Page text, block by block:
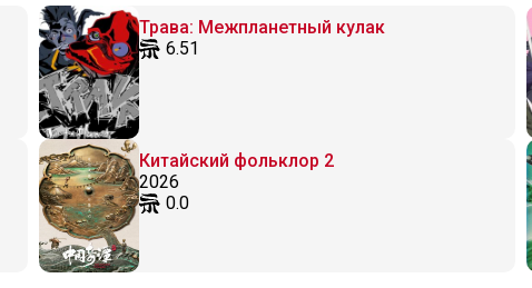
Трава: Межпланетный кулак
6.51
Китайский фольклор 2
2026
0.0